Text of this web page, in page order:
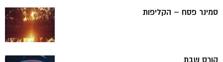
סמינר פסח – הקליפות